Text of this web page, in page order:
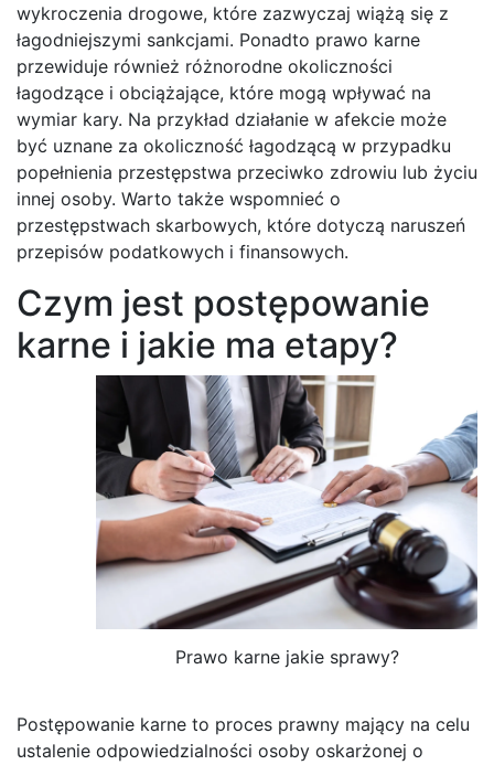
wykroczenia drogowe, które zazwyczaj wiążą się z
łagodniejszymi sankcjami. Ponadto prawo karne
przewiduje również różnorodne okoliczności
łagodzące i obciążające, które mogą wpływać na
wymiar kary. Na przykład działanie w afekcie może
być uznane za okoliczność łagodzącą w przypadku
popełnienia przestępstwa przeciwko zdrowiu lub życiu
innej osoby. Warto także wspomnieć o
przestępstwach skarbowych, które dotyczą naruszeń
przepisów podatkowych i finansowych.
Czym jest postępowanie
karne i jakie ma etapy?
Prawo karne jakie sprawy?
Postępowanie karne to proces prawny mający na celu
ustalenie odpowiedzialności osoby oskarżonej o